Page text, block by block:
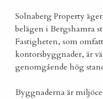
Solnaberg Property
belägen i Bergshamra
Fastigheten, som
kontorsbyggnader, är
genomgående hög
Byggnaderna är